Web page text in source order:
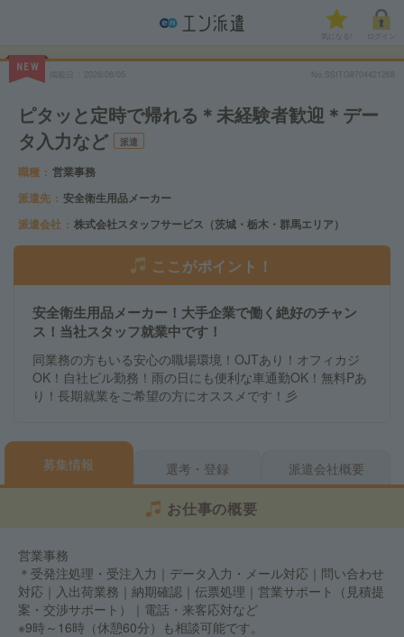
気になる!
NEW
2026/08/05 No.SSITG8704421268
ピタッと定時で帰れる＊未経験者歓迎＊デー
タ入力など
派遣
職種
営業事務
派遣先
安全衛生用品メーカー
派遣会社
株式会社スタッフサービス（茨城・栃木・群馬エリア）
ここがポイント！
安全衛生用品メーカー！大手企業で働く絶好のチャン
ス！当社スタッフ就業中です！
同業務の方もいる安心の職場環境！OJTあり！オフィカジ
OK！自社ビル勤務！雨の日にも便利な車通勤OK！無料Pあ
り！長期就業をご希望の方にオススメです！彡
募集情報 選考・登録 派遣会社概要
お仕事の概要
営業事務
＊受発注処理・受注入力｜データ入力・メール対応｜問い合わせ
対応｜入出荷業務｜納期確認｜伝票処理｜営業サポート（見積提
案・交渉サポート）｜電話・来客応対など
※9時～16時（休憩60分）も相談可能です。